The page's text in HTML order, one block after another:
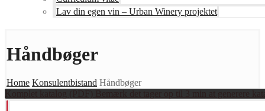
Lav din egen vin – Urban Winery projektet
Håndbøger
Home Konsulentbistand Håndbøger